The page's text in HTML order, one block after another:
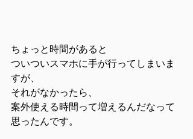
ちょっと時間があると
ついついスマホに手が行ってしまいま
すが、
それがなかったら、
案外使える時間って増えるんだなって
思ったんです。